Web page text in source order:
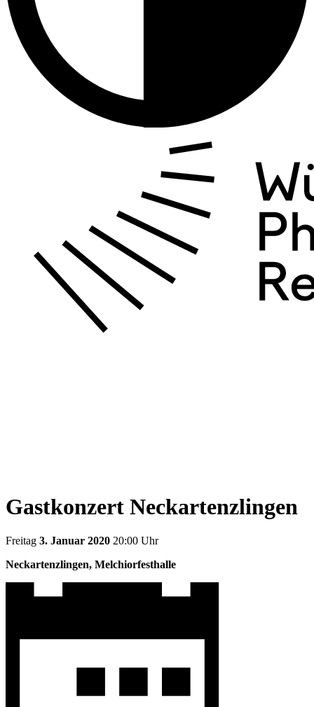
Gastkonzert Neckartenzlingen
Freitag 3. Januar 2020 20:00 Uhr
Neckartenzlingen, Melchiorfesthalle